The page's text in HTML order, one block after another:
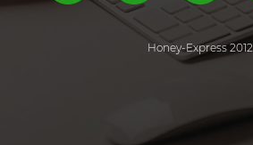
Honey-Express 2012